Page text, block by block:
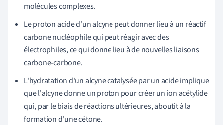
molécules complexes.
Le proton acide d'un alcyne peut donner lieu à un réactif
carbone nucléophile qui peut réagir avec des
électrophiles, ce qui donne lieu à de nouvelles liaisons
carbone-carbone.
L'hydratation d'un alcyne catalysée par un acide implique
que l'alcyne donne un proton pour créer un ion acétylide
qui, par le biais de réactions ultérieures, aboutit à la
formation d'une cétone.